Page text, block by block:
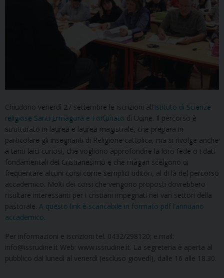
Chiudono venerdì 27 settembre le iscrizioni all’Istituto di Scienze
religiose Santi Ermagora e Fortunato di Udine. Il percorso è
strutturato in laurea e laurea magistrale, che prepara in
particolare gli insegnanti di Religione cattolica, ma si rivolge anche
a tanti laici curiosi, che vogliono approfondire la loro fede o i dati
fondamentali del Cristianesimo e che magari scelgono di
frequentare alcuni corsi come semplici uditori, al di là del percorso
accademico. Molti dei corsi che vengono proposti dovrebbero
risultare interessanti per i cristiani impegnati nei vari settori della
pastorale. A questo link è scaricabile in formato pdf l’annuario
accademico
Per informazioni e iscrizioni tel. 0432/298120; e.mail:
info@issrudine.it Web: www.issrudine.it. La segreteria è aperta al
pubblico dal lunedì al venerdì (escluso giovedì), dalle 16 alle 18.30.